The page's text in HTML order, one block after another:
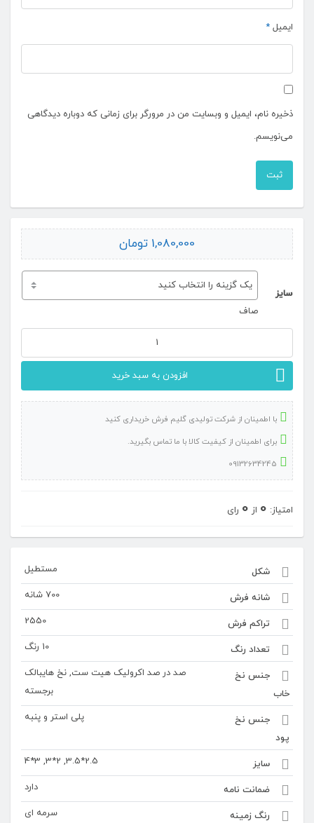
1,080,000 تومان
سایز
صاف
ماشینی
ویکتوریا
دودی
برجسته
عدد
افزودن به سبد خرید
با اطمینان از شرکت تولیدی گلیم فرش خریداری کنید
برای اطمینان از کیفیت کالا با ما تماس بگیرید.
09132634245
امتیاز: 0 از 0 رای
شکل مستطیل
شانه فرش 700 شانه
تراکم فرش 2550
تعداد رنگ 10 رنگ
جنس نخ
خاب
صد در صد اکرولیک هیت ست, نخ هایبالک
برجسته
جنس نخ
پود
پلی استر و پنبه
سایز 2.5*3.5, 2*3, 3*4
ضمانت نامه دارد
رنگ زمینه سرمه ای
ایمیل *
ذخیره نام، ایمیل و وبسایت من در مرورگر برای زمانی که دوباره دیدگاهی
می‌نویسم.